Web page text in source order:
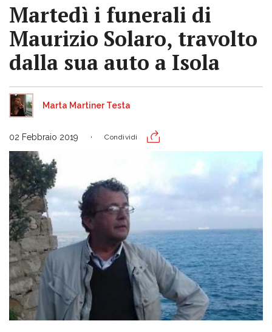
Martedì i funerali di
Maurizio Solaro, travolto
dalla sua auto a Isola
Marta Martiner Testa
02 Febbraio 2019 Condividi